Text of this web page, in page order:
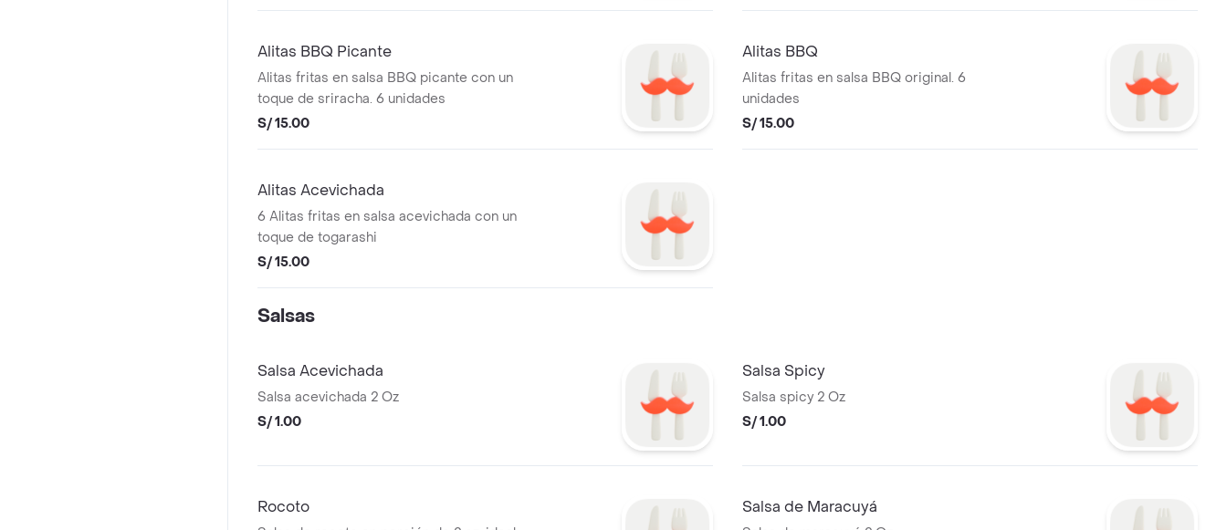
Alitas BBQ Picante
Alitas fritas en salsa BBQ picante con un
toque de sriracha. 6 unidades
S/ 15.00
Alitas BBQ
Alitas fritas en salsa BBQ original. 6
unidades
S/ 15.00
Alitas Acevichada
6 Alitas fritas en salsa acevichada con un
toque de togarashi
S/ 15.00
Salsas
Salsa Acevichada
Salsa acevichada 2 Oz
S/ 1.00
Salsa Spicy
Salsa spicy 2 Oz
S/ 1.00
Rocoto Salsa de Maracuyá